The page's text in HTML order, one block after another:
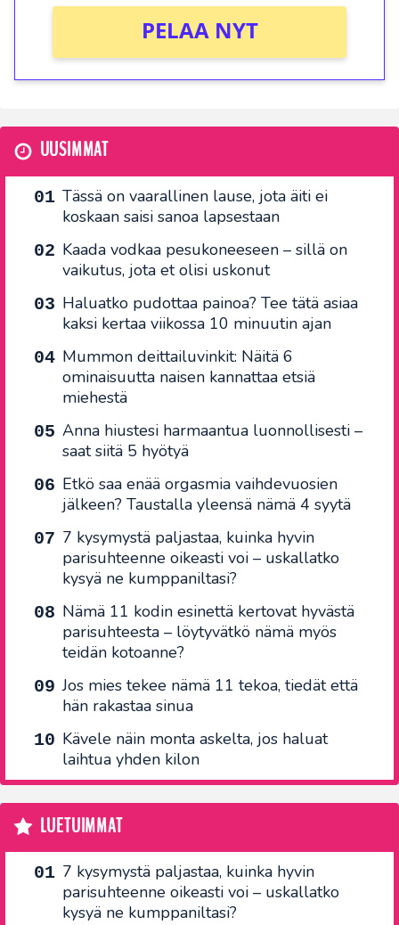
PELAA NYT
UUSIMMAT
Tässä on vaarallinen lause, jota äiti ei
koskaan saisi sanoa lapsestaan
Kaada vodkaa pesukoneeseen – sillä on
vaikutus, jota et olisi uskonut
Haluatko pudottaa painoa? Tee tätä asiaa
kaksi kertaa viikossa 10 minuutin ajan
Mummon deittailuvinkit: Näitä 6
ominaisuutta naisen kannattaa etsiä
miehestä
Anna hiustesi harmaantua luonnollisesti –
saat siitä 5 hyötyä
Etkö saa enää orgasmia vaihdevuosien
jälkeen? Taustalla yleensä nämä 4 syytä
7 kysymystä paljastaa, kuinka hyvin
parisuhteenne oikeasti voi – uskallatko
kysyä ne kumppaniltasi?
Nämä 11 kodin esinettä kertovat hyvästä
parisuhteesta – löytyvätkö nämä myös
teidän kotoanne?
Jos mies tekee nämä 11 tekoa, tiedät että
hän rakastaa sinua
Kävele näin monta askelta, jos haluat
laihtua yhden kilon
LUETUIMMAT
7 kysymystä paljastaa, kuinka hyvin
parisuhteenne oikeasti voi – uskallatko
kysyä ne kumppaniltasi?